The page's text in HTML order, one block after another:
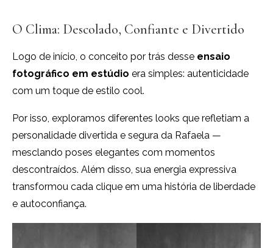
O Clima: Descolado, Confiante e Divertido
Logo de início, o conceito por trás desse ensaio
fotográfico em estúdio era simples: autenticidade
com um toque de estilo cool.
Por isso, exploramos diferentes looks que refletiam a
personalidade divertida e segura da Rafaela —
mesclando poses elegantes com momentos
descontraídos. Além disso, sua energia expressiva
transformou cada clique em uma história de liberdade
e autoconfiança.